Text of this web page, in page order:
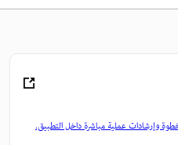
وإرشادات عملية مباشرة داخل التطبيق.